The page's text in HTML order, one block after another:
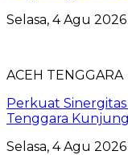
Selasa, 4 Agu 2026
ACEH TENGGARA
Perkuat
Tenggara
Selasa, 4 Agu 2026